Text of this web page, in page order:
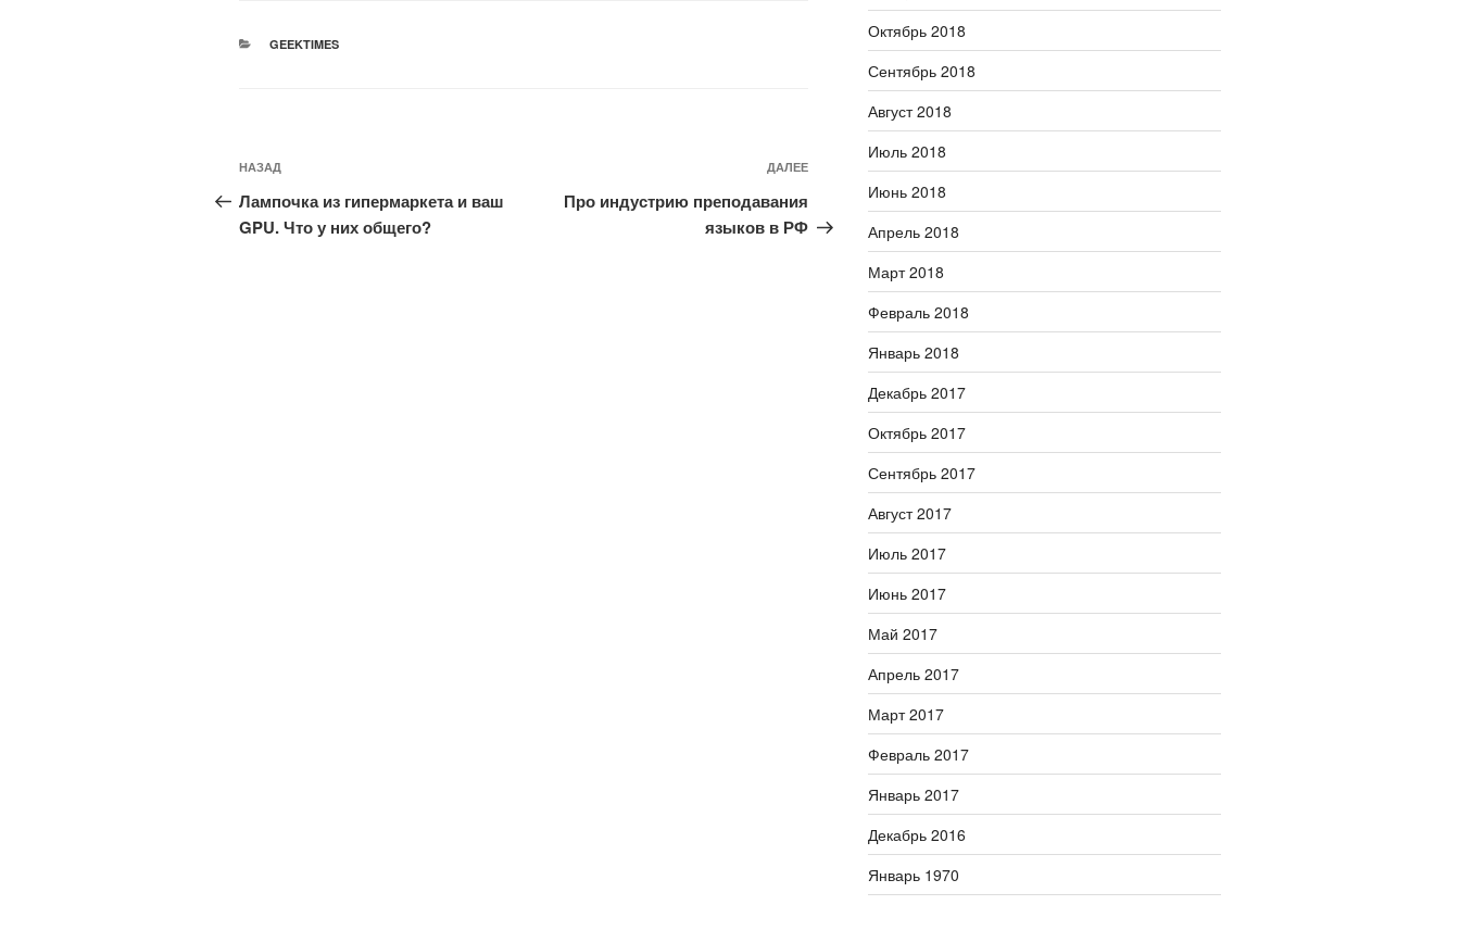
РУБРИКИ
GEEKTIMES
Навигация
по
записям
Предыдущая
запись:
НАЗАД
Лампочка из гипермаркета и ваш
GPU. Что у них общего?
Следующая
запись
ДАЛЕЕ
Про индустрию преподавания
языков в РФ
Октябрь 2018
Сентябрь 2018
Август 2018
Июль 2018
Июнь 2018
Апрель 2018
Март 2018
Февраль 2018
Январь 2018
Декабрь 2017
Октябрь 2017
Сентябрь 2017
Август 2017
Июль 2017
Июнь 2017
Май 2017
Апрель 2017
Март 2017
Февраль 2017
Январь 2017
Декабрь 2016
Январь 1970